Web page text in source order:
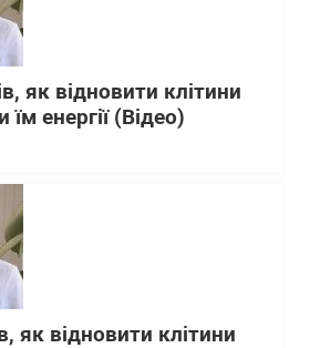
як відновити клітини
їм енергії (Відео)
як відновити клітини